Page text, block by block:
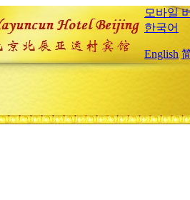
모바일
한국어
English